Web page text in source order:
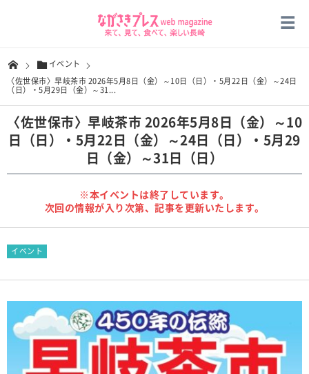
イベント
〈佐世保市〉早岐茶市 2026年5月8日（金）～10日（日）・5月22日（金）～24日
（日）・5月29日（金）～31...
〈佐世保市〉早岐茶市 2026年5月8日（金）～10
日（日）・5月22日（金）～24日（日）・5月29
日（金）～31日（日）
※本イベントは終了しています。
次回の情報が入り次第、記事を更新いたします。
イベント